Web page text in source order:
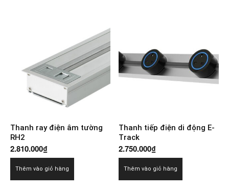
Thanh ray điện âm tường
RH2
2.810.000₫
Thêm vào giỏ hàng
Thanh tiếp điện di động E-
Track
2.750.000₫
Thêm vào giỏ hàng